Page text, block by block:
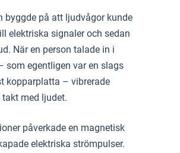
byggde på att ljudvågor kunde
elektriska signaler och sedan
När en person talade in i
som egentligen var en slags
kopparplatta – vibrerade
med ljudet.
påverkade en magnetisk
elektriska strömpulser.